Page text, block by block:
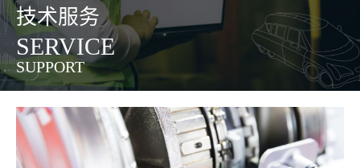
技术服务
SERVICE
SUPPORT